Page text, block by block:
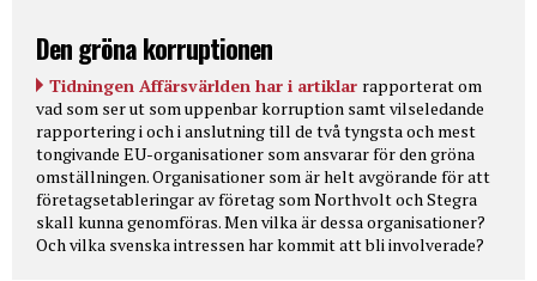
Den gröna korruptionen
Tidningen Affärsvärlden har i artiklar rapporterat om
vad som ser ut som uppenbar korruption samt vilseledande
rapportering i och i anslutning till de två tyngsta och mest
tongivande EU-organisationer som ansvarar för den gröna
omställningen. Organisationer som är helt avgörande för att
företagsetableringar av företag som Northvolt och Stegra
skall kunna genomföras. Men vilka är dessa organisationer?
Och vilka svenska intressen har kommit att bli involverade?